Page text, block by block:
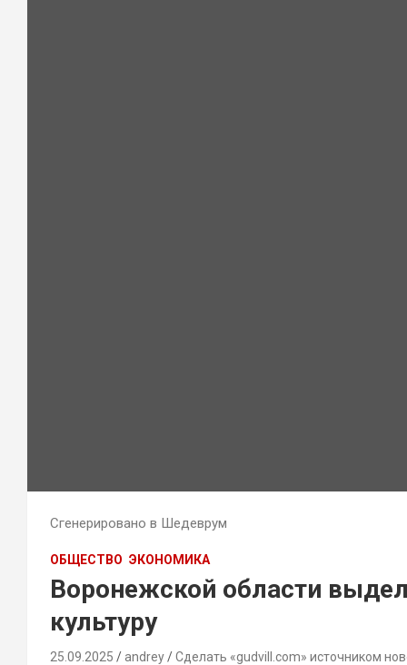
Сгенерировано в Шедеврум
ОБЩЕСТВО ЭКОНОМИКА
Воронежской области
культуру
25.09.2025 andrey Сделать «gudvill.com» источником